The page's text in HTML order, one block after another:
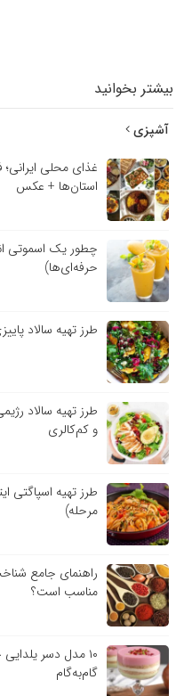
بیشتر بخوانید
آشپزی
غذای محلی
استان‌ها + عکس
چطور یک اسموتی
حرفه‌ای‌ها)
طرز تهیه سالاد
طرز تهیه سالاد
و کم‌کالری
مرحله)
راهنمای جامع
مناسب است؟
گام‌به‌گام